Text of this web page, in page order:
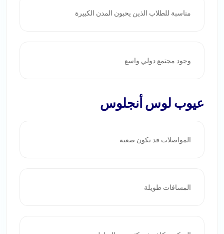
مناسبة للطلاب الذين يحبون المدن الكبيرة
وجود مجتمع دولي واسع
عيوب لوس أنجلوس
المواصلات قد تكون صعبة
المسافات طويلة